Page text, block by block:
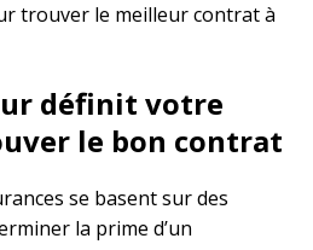
trouver le meilleur contrat à
définit votre
le bon contrat
se basent sur des
la prime d’un